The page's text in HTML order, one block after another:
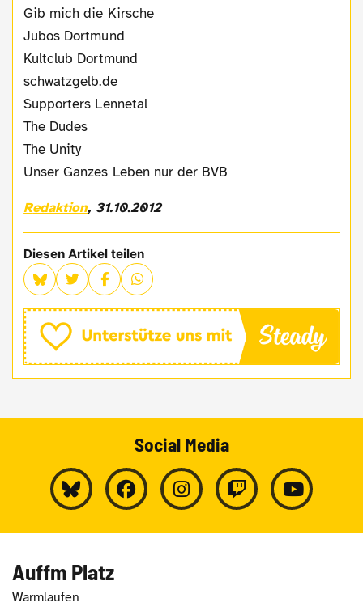
Gib mich die Kirsche
Jubos Dortmund
Kultclub Dortmund
schwatzgelb.de
Supporters Lennetal
The Dudes
The Unity
Unser Ganzes Leben nur der BVB
Redaktion, 31.10.2012
Diesen Artikel teilen
Social Media
Auffm Platz
Warmlaufen